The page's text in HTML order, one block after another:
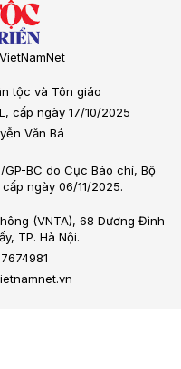
tộc và Tôn giáo
cấp ngày 17/10/2025
Văn Bá
BC do Cục Báo chí, Bộ
ngày 06/11/2025.
(VNTA), 68 Dương Đình
TP. Hà Nội.